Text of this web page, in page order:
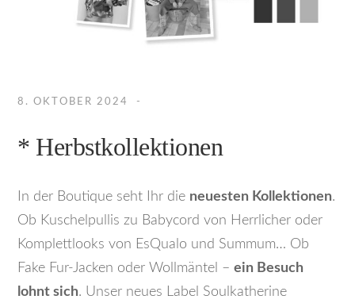
8. OKTOBER 2024
* Herbstkollektionen
In der Boutique seht Ihr die neuesten Kollektionen.
Ob Kuschelpullis zu Babycord von Herrlicher oder
Komplettlooks von EsQualo und Summum… Ob
Fake Fur-Jacken oder Wollmäntel –ein Besuch
lohnt sich. Unser neues Label Soulkatherine